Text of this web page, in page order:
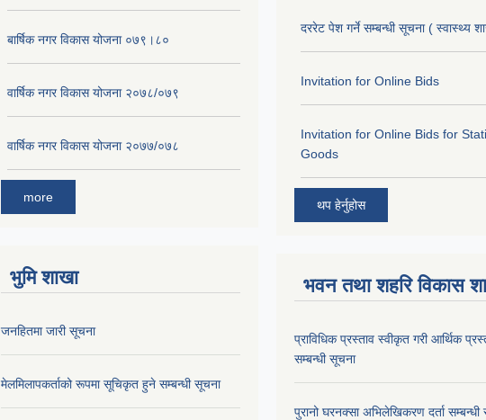
बार्षिक नगर विकास योजना ०७९।८०
वार्षिक नगर विकास योजना २०७८/०७९
वार्षिक नगर विकास योजना २०७७/०७८
more
भुमि शाखा
जनहितमा जारी सूचना
मेलमिलापकर्ताको रूपमा सूचिकृत हुने सम्बन्धी सूचना
दररेट पेश गर्ने सम्बन्धी सूचना ( स्वास्थ्य
Invitation for Online Bids
Invitation for Online Bids for
Goods
थप हेर्नुहोस
भवन तथा शहरि विकास
प्राविधिक प्रस्ताव स्वीकृत गरी आर्थिक
सम्बन्धी सूचना
पुरानो घरनक्सा अभिलेखिकरण दर्ता सम्बन्धी